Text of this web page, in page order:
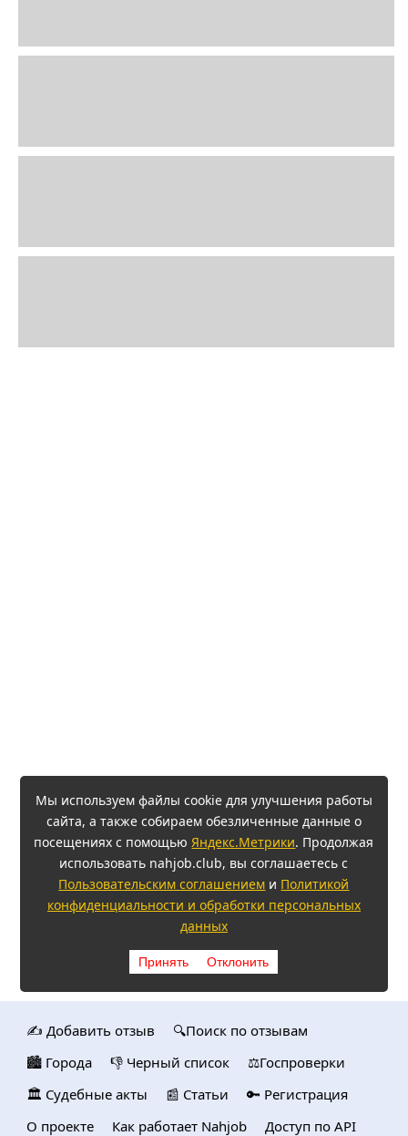
Мы используем файлы cookie для улучшения работы
сайта, а также собираем обезличенные данные о
посещениях с помощьюЯндекс.Метрики. Продолжая
использовать nahjob.club, вы соглашаетесь с
Пользовательским соглашением и Политикой
конфиденциальности и обработки персональных
данных
Принять Отклонить
✍️ Добавить отзыв
🔍Поиск по отзывам
🏙️ Городa
👎 Черный список
⚖️Госпроверки
🏛️ Судебные акты
📰 Статьи
🔑 Регистрация
О проекте
Как работает Nahjob Доступ по API